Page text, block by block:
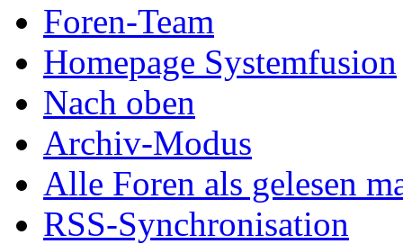
Foren-Team
Homepage Systemfusion
Nach oben
Archiv-Modus
Alle Foren als gelesen
RSS-Synchronisation